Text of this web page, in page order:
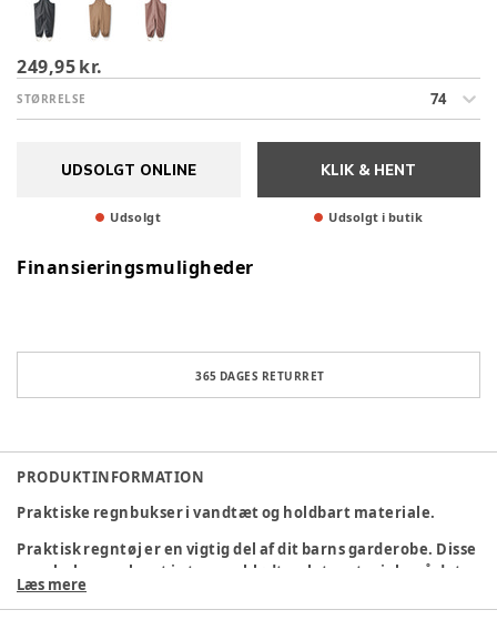
249,95 kr.
STØRRELSE 74
UDSOLGT ONLINE
Udsolgt
KLIK & HENT
Udsolgt i butik
Finansieringsmuligheder
365 DAGES RETURRET
PRODUKTINFORMATION
Praktiske regnbukser i vandtæt og holdbart materiale.
Praktisk regntøj er en vigtig del af dit barns garderobe. Disse
regnbukser er lavet i et super blødt og let materiale, så det
er behageligt for dit barn at have på og bevæge sig i. De er
vandtæt og smudsafvisende, og er derfor nemt at rengøre
Læs mere